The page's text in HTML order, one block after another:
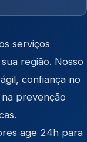
serviços
região. Nosso
confiança no
prevenção
age 24h para